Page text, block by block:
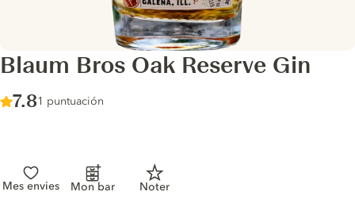
Blaum Bros Oak Reserve Gin
Score :
7.8/ 10
1 puntuación
Mes envies Mon bar Noter